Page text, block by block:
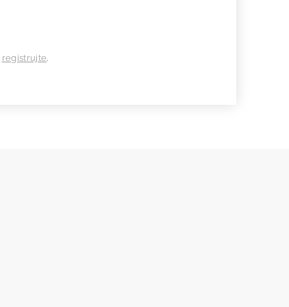
registrujte.